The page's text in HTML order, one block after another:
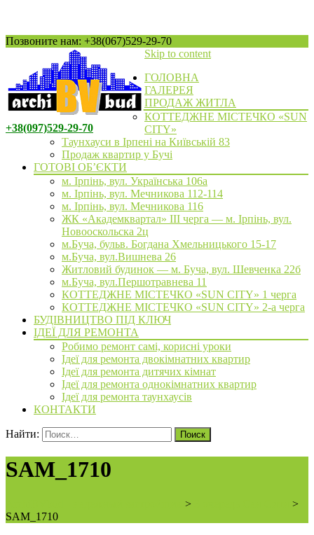
Позвоните нам: +38(067)529-29-70
+38(097)529-29-70
Skip to content
ГОЛОВНА
ГАЛЕРЕЯ
ПРОДАЖ ЖИТЛА
КОТТЕДЖНЕ МІСТЕЧКО «SUN
CITY»
Таунхауси в Ірпені на Київській 83
Продаж квартир у Бучі
ГОТОВІ ОБ’ЄКТИ
м. Ірпінь, вул. Українська 106а
м. Ірпінь, вул. Мечникова 112-114
м. Ірпінь, вул. Мечникова 116
ЖК «Академквартал» III черга — м. Ірпінь, вул.
Новооскольска 2ц
м.Буча, бульв. Богдана Хмельницького 15-17
м.Буча, вул.Вишнева 26
Житловий будинок — м. Буча, вул. Шевченка 22б
м.Буча, вул.Першотравнева 11
КОТТЕДЖНЕ МІСТЕЧКО «SUN CITY» 1 черга
КОТТЕДЖНЕ МІСТЕЧКО «SUN CITY» 2-а черга
БУДІВНИЦТВО ПІД КЛЮЧ
ІДЕЇ ДЛЯ РЕМОНТА
Робимо ремонт самі, корисні уроки
Ідеї для ремонта двокімнатних квартир
Ідеї для ремонта дитячих кімнат
Ідеї для ремонта однокімнатних квартир
Ідеї для ремонта таунхаусів
КОНТАКТИ
Найти:
SAM_1710
>
>
SAM_1710